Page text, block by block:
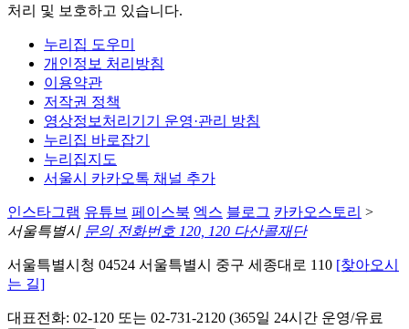
처리 및 보호하고 있습니다.
누리집 도우미
개인정보 처리방침
이용약관
저작권 정책
영상정보처리기기 운영·관리 방침
누리집 바로잡기
누리집지도
서울시 카카오톡 채널 추가
인스타그램 유튜브 페이스북 엑스 블로그 카카오스토리 >
서울특별시 문의 전화번호 120, 120 다산콜재단
서울특별시청 04524 서울특별시 중구 세종대로 110 [찾아오시
는 길]
대표전화: 02-120 또는 02-731-2120 (365일 24시간 운영/유료